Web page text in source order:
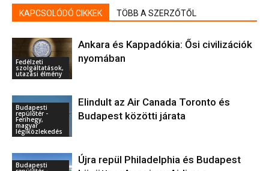
KAPCSOLÓDÓ CIKKEK TÖBB A SZERZŐTŐL
Fedélzeti
szolgáltatások,
utazási élmény
Ankara és Kappadókia: Ősi civilizációk
nyomában
Budapesti
repülőtér -
Ferihegy,
magyar
légiközlekedés
Elindult az Air Canada Toronto és
Budapest közötti járata
Budapesti
Újra repül Philadelphia és Budapest